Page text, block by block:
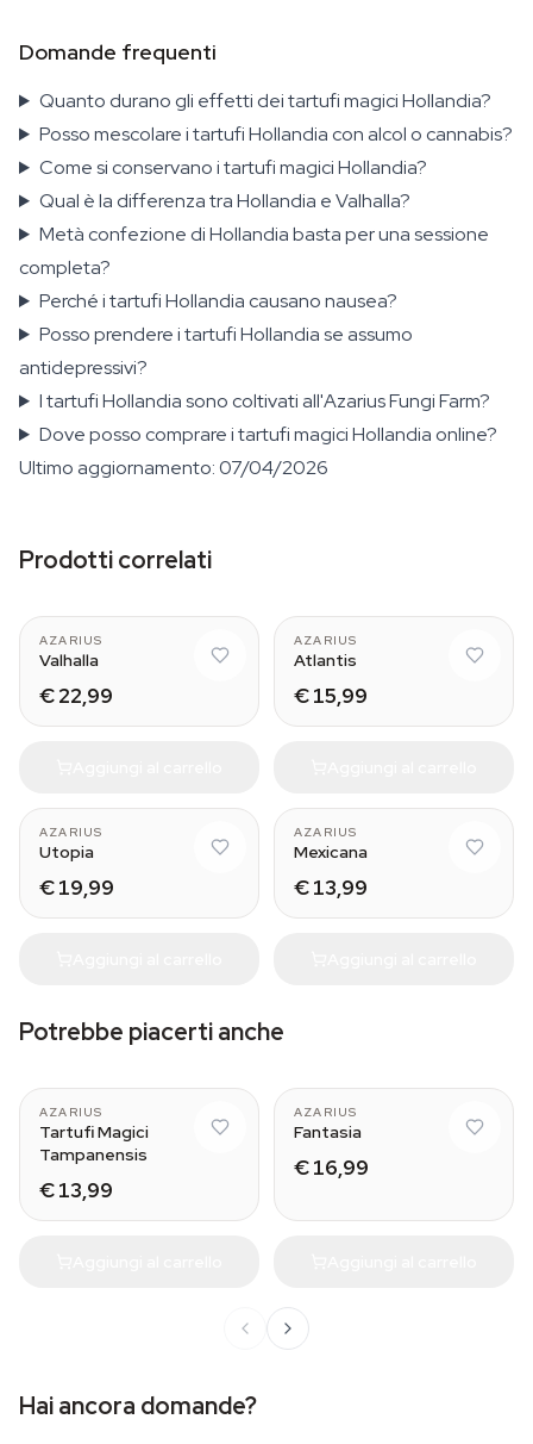
Domande frequenti
Quanto durano gli effetti dei tartufi magici Hollandia?
Posso mescolare i tartufi Hollandia con alcol o cannabis?
Come si conservano i tartufi magici Hollandia?
Qual è la differenza tra Hollandia e Valhalla?
Metà confezione di Hollandia basta per una sessione
completa?
Perché i tartufi Hollandia causano nausea?
Posso prendere i tartufi Hollandia se assumo
antidepressivi?
I tartufi Hollandia sono coltivati all'Azarius Fungi Farm?
Dove posso comprare i tartufi magici Hollandia online?
Ultimo aggiornamento: 07/04/2026
Prodotti correlati
AZARIUS
Valhalla
€ 22,99
AZARIUS
Atlantis
€ 15,99
AZARIUS
Utopia
€ 19,99
AZARIUS
Mexicana
€ 13,99
Potrebbe piacerti anche
AZARIUS
Tartufi Magici
Tampanensis
€ 13,99
AZARIUS
Fantasia
€ 16,99
Hai ancora domande?